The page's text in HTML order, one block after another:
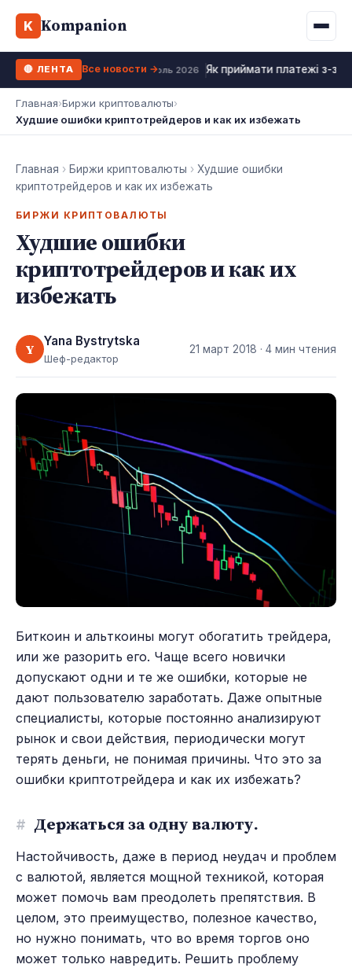
K Kompanion
Калькулятор МФО
Все 10 МФО →
Жизни
WhiteBIT
Kuna
Bybit
OKX
Все 10 бирж →
Ипотека
Депозит
Рефинансирование
ФОП налоги
🔴 ЛЕНТА 18 июль 2026 Як приймати платежі з-за
Все новости →
Главная›Биржи криптовалюты›
Худшие ошибки криптотрейдеров и как их избежать
Главная › Биржи криптовалюты › Худшие ошибки
криптотрейдеров и как их избежать
БИРЖИ КРИПТОВАЛЮТЫ
Худшие ошибки
криптотрейдеров и как их
избежать
Y Yana Bystrytska
Шеф-редактор
21 март 2018 · 4 мин чтения
Биткоин и альткоины могут обогатить трейдера,
или же разорить его. Чаще всего новички
допускают одни и те же ошибки, которые не
дают пользователю заработать. Даже опытные
специалисты, которые постоянно анализируют
рынок и свои действия, периодически могут
терять деньги, не понимая причины. Что это за
ошибки криптотрейдера и как их избежать?
# Держаться за одну валюту.
Настойчивость, даже в период неудач и проблем
с валютой, является мощной техникой, которая
может помочь вам преодолеть препятствия. В
целом, это преимущество, полезное качество,
но нужно понимать, что во время торгов оно
может только навредить. Решить проблему